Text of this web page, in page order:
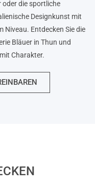
oder die sportliche
Designkunst mit
Entdecken Sie die
Bläuer in Thun und
Charakter.